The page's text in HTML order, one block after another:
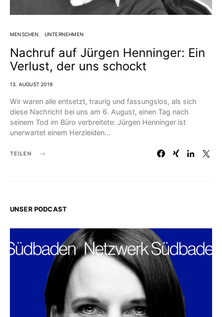
MENSCHEN UNTERNEHMEN
Nachruf auf Jürgen Henninger: Ein
Verlust, der uns schockt
13. AUGUST 2019
Wir waren alle entsetzt, traurig und fassungslos, als sich
diese Nachricht bei uns am 6. August, einen Tag nach
seinem Tod im Büro verbreitete: Jürgen Henninger ist
unerwartet einem Herzleiden…
TEILEN
UNSER PODCAST